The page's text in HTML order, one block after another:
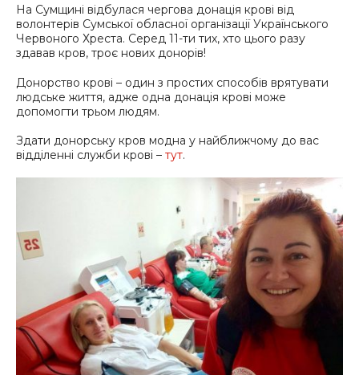
На Сумщині відбулася чергова донація крові від
волонтерів Сумської обласної організації Українського
Червоного Хреста. Серед 11-ти тих, хто цього разу
здавав кров, троє нових донорів!
Донорство крові – один з простих способів врятувати
людське життя, адже одна донація крові може
допомогти трьом людям.
Здати донорську кров модна у найближчому до вас
відділенні служби крові – тут.